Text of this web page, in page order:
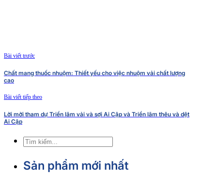
Bài viết trước
Chất mang thuốc nhuộm: Thiết yếu cho việc nhuộm vải chất lượng
cao
Bài viết tiếp theo
Lời mời tham dự Triển lãm vải và sợi Ai Cập và Triển lãm thêu và dệt
Ai Cập
Tìm
Sản phẩm mới nhất